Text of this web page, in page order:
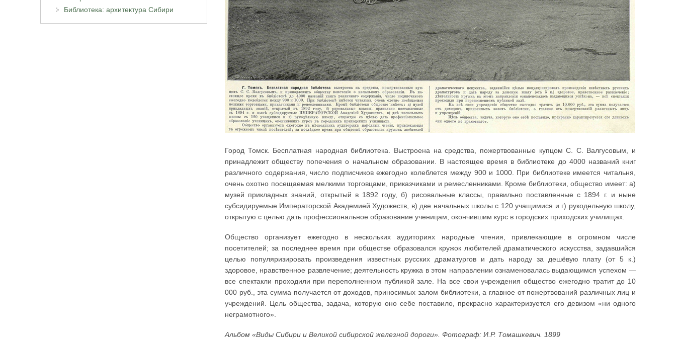
Город Томск. Бесплатная народная библиотека. Выстроена на средства, пожертвованные купцом С. С. Валгусовым, и
принадлежит обществу попечения о начальном образовании. В настоящее время в библиотеке до 4000 названий книг
различного содержания, число подписчиков ежегодно колеблется между 900 и 1000. При библиотеке имеется читальня,
очень охотно посещаемая мелкими торговцами, приказчиками и ремесленниками. Кроме библиотеки, общество имеет: а)
музей прикладных знаний, открытый в 1892 году, б) рисовальные классы, правильно поставленные с 1894 г. и ныне
субсидируемые Императорской Академией Художеств, в) две начальных школы с 120 учащимися и г) рукодельную школу,
открытую с целью дать профессиональное образование ученицам, окончившим курс в городских приходских училищах.
Общество организует ежегодно в нескольких аудиториях народные чтения, привлекающие в огромном числе
посетителей; за последнее время при обществе образовался кружок любителей драматического искусства, задавшийся
целью популяризировать произведения известных русских драматургов и дать народу за дешёвую плату (от 5 к.)
здоровое, нравственное развлечение; деятельность кружка в этом направлении ознаменовалась выдающимся успехом —
все спектакли проходили при переполненном публикой зале. На все свои учреждения общество ежегодно тратит до 10
000 руб., эта сумма получается от доходов, приносимых залом библиотеки, а главное от пожертвований различных лиц и
учреждений. Цель общества, задача, которую оно себе поставило, прекрасно характеризуется его девизом «ни одного
неграмотного».
Альбом «Виды Сибири и Великой сибирской железной дороги». Фотограф: И.Р. Томашкевич. 1899
Библиотека: архитектура Сибири